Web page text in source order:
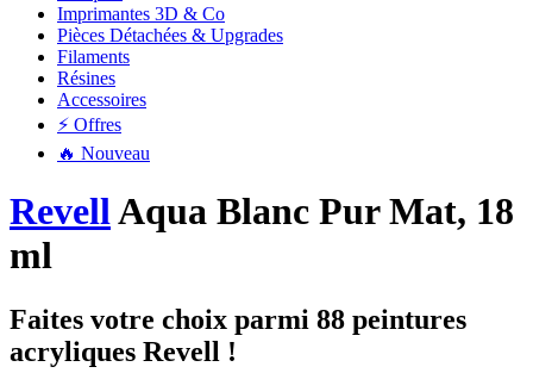
Imprimantes 3D & Co
Pièces Détachées & Upgrades
Filaments
Résines
Accessoires
⚡ Offres
🔥 Nouveau
RevellAqua Blanc Pur Mat, 18
ml
Faites votre choix parmi 88 peintures
acryliques Revell !